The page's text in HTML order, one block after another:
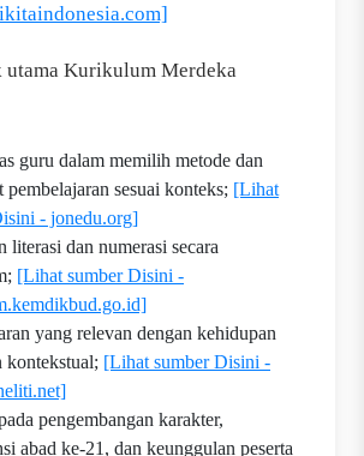
Kurikulum Merdeka
guru dalam memilih metode dan
pembelajaran sesuai konteks; [Lihat
- jonedu.org]
literasi dan numerasi secara
[Lihat sumber Disini -
yang relevan dengan kehidupan
kontekstual; [Lihat sumber Disini -
pengembangan karakter,
abad ke-21, dan keunggulan peserta